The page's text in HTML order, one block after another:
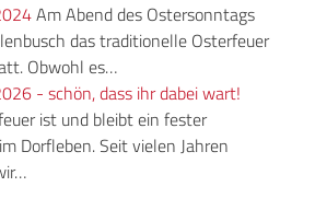
Am Abend des Ostersonntags
das traditionelle Osterfeuer
Obwohl es…
- schön, dass ihr dabei wart!
ist und bleibt ein fester
Dorfleben. Seit vielen Jahren